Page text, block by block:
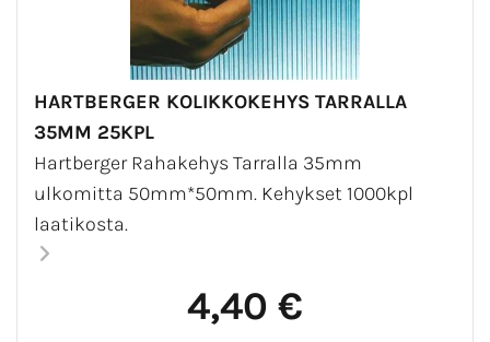
HARTBERGER KOLIKKOKEHYS TARRALLA
35MM 25KPL
Hartberger Rahakehys Tarralla 35mm
ulkomitta 50mm*50mm. Kehykset 1000kpl
laatikosta.
4,40 €